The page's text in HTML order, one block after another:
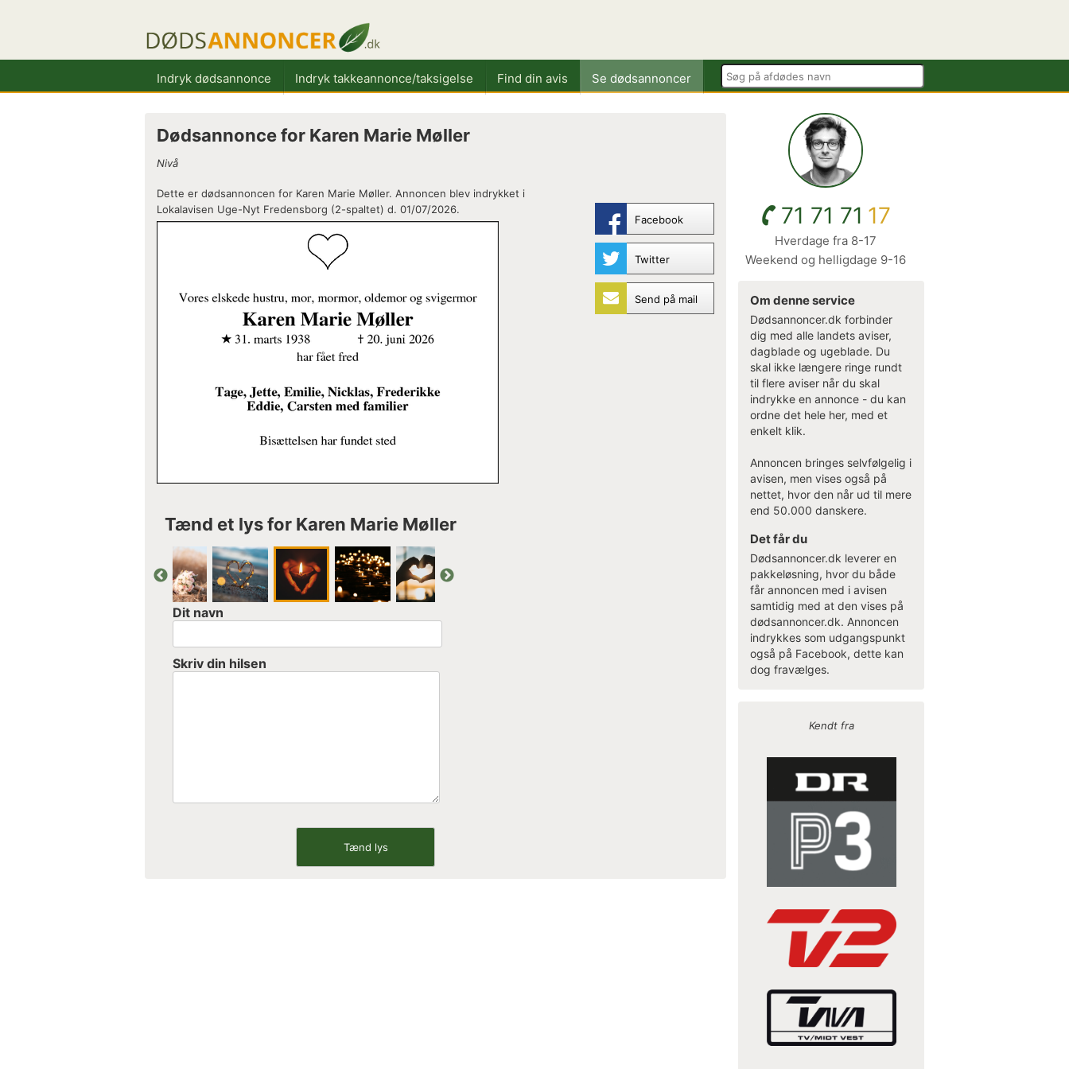
Indryk dødsannonce Indryk takkeannonce/taksigelse Find din avis Se dødsannoncer
Dødsannonce for Karen Marie Møller
Nivå
Facebook
Twitter
Send på mail
Dette er dødsannoncen for Karen Marie Møller. Annoncen blev indrykket i
Lokalavisen Uge-Nyt Fredensborg (2-spaltet) d. 01/07/2026.
Tænd et lys for Karen Marie Møller
Dit navn
Skriv din hilsen
71 71 71 17
Hverdage fra 8-17
Weekend og helligdage 9-16
Om denne service
Dødsannoncer.dk forbinder
dig med alle landets aviser,
dagblade og ugeblade. Du
skal ikke længere ringe rundt
til flere aviser når du skal
indrykke en annonce - du kan
ordne det hele her, med et
enkelt klik.
Annoncen bringes selvfølgelig i
avisen, men vises også på
nettet, hvor den når ud til mere
end 50.000 danskere.
Det får du
Dødsannoncer.dk leverer en
pakkeløsning, hvor du både
får annoncen med i avisen
samtidig med at den vises på
dødsannoncer.dk. Annoncen
indrykkes som udgangspunkt
også på Facebook, dette kan
dog fravælges.
Kendt fra